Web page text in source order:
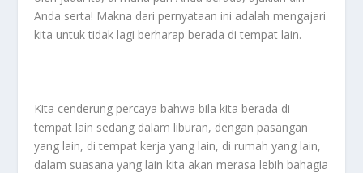
Anda serta! Makna dari pernyataan ini adalah mengajari
kita untuk tidak lagi berharap berada di tempat lain.
Kita cenderung percaya bahwa bila kita berada di
tempat lain sedang dalam liburan, dengan pasangan
yang lain, di tempat kerja yang lain, di rumah yang lain,
dalam suasana yang lain kita akan merasa lebih bahagia